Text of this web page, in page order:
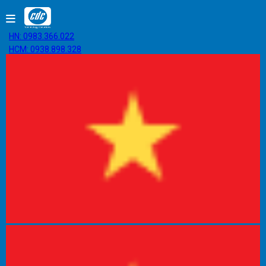
HN: 0983.366.022
HCM: 0938.898.328